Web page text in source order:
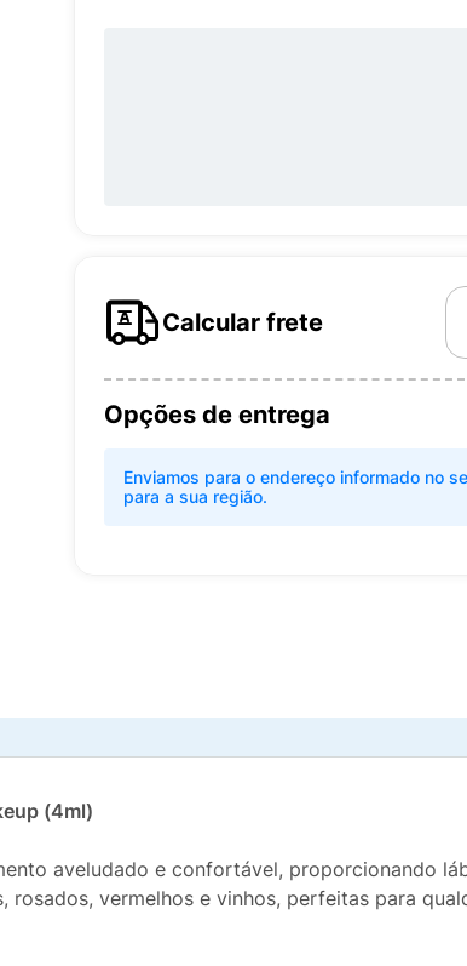
Calcular frete
Opções de entrega
Enviamos para o endereço informado no
para a sua região.
(4ml)
aveludado e confortável, proporcionando
vermelhos e vinhos, perfeitas para